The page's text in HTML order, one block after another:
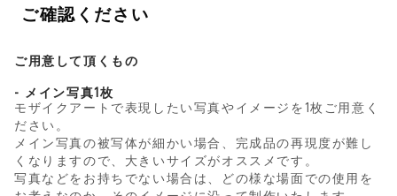
ご確認ください
ご用意して頂くもの
- メイン写真1枚
モザイクアートで表現したい写真やイメージを1枚ご用意く
ださい。
メイン写真の被写体が細かい場合、完成品の再現度が難し
くなりますので、大きいサイズがオススメです。
写真などをお持ちでない場合は、どの様な場面での使用を